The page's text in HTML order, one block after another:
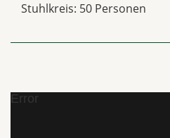
Stuhlkreis: 50 Personen
Error